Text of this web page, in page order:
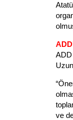
ADD
ve